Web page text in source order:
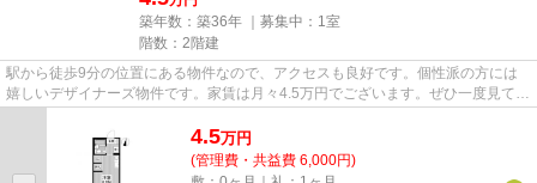
築年数：築36年 ｜募集中： 1室
階数：2階建
駅から徒歩9分の位置にある物件なので、アクセスも良好です。個性派の方には
嬉しいデザイナーズ物件です。家賃は月々4.5万円でございます。ぜひ一度見てい
4.5万円
(管理費・共益費 6,000円)